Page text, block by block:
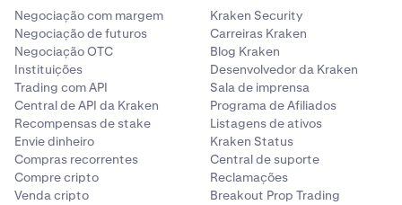
Negociação com margem
Negociação de futuros
Negociação OTC
Instituições
Trading com API
Central de API da Kraken
Recompensas de stake
Envie dinheiro
Compras recorrentes
Compre cripto
Venda cripto
Kraken Security
Carreiras Kraken
Blog Kraken
Desenvolvedor da Kraken
Sala de imprensa
Programa de Afiliados
Listagens de ativos
Kraken Status
Central de suporte
Reclamações
Breakout Prop Trading